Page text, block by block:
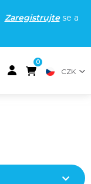
Zaregistrujtese a
0
CZK